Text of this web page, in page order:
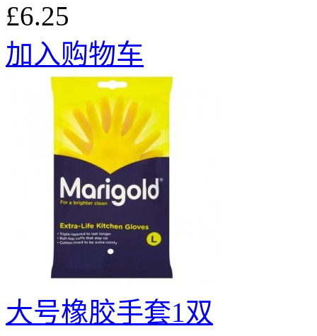
£6.25
加入购物车
大号橡胶手套1双